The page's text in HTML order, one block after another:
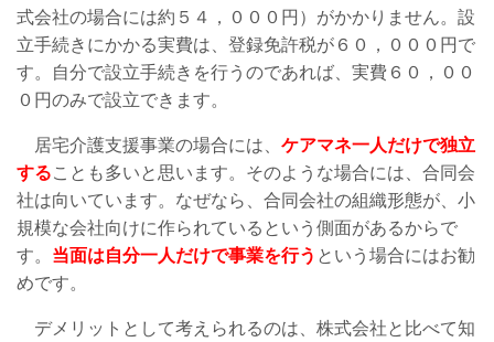
式会社の場合には約５４，０００円）がかかりません。設
立手続きにかかる実費は、登録免許税が６０，０００円で
す。自分で設立手続きを行うのであれば、実費６０，００
０円のみで設立できます。
居宅介護支援事業の場合には、 ケアマネ一人だけで独立
することも多いと思います。そのような場合には、合同会
社は向いています。なぜなら、合同会社の組織形態が、小
規模な会社向けに作られているという側面があるからで
す。 当面は自分一人だけで事業を行う という場合にはお勧
めです。
デメリットとして考えられるのは、株式会社と比べて知